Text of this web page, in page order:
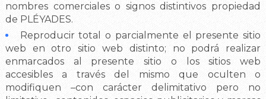
nombres comerciales o signos distintivos propiedad
de PLÉYADES.
Reproducir total o parcialmente el presente sitio
web en otro sitio web distinto; no podrá realizar
enmarcados al presente sitio o los sitios web
accesibles a través del mismo que oculten o
modifiquen –con carácter delimitativo pero no